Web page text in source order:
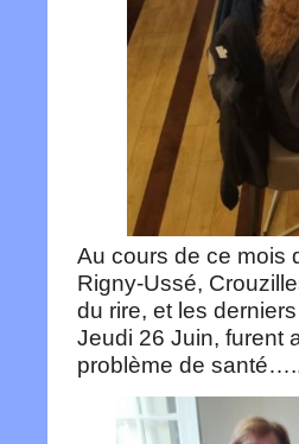
Au cours de ce mois
Rigny-Ussé,
du rire, et les
Jeudi 26 Juin, furent
problème de